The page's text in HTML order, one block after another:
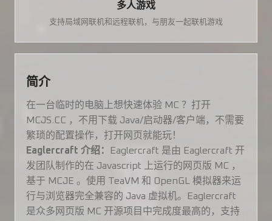
多人游戏
支持局域网联机和远程联机，与朋友一起联机游戏
简介
在一台临时的电脑上想快速体验 MC ？打开
MCJS.CC ，不用下载 Java/启动器/客户端，不需要
繁琐的配置操作，打开网页就能玩！
Eaglercraft 介绍：
Eaglercraft 是由 Eaglercraft 开
发团队制作的在 Javascript 上运行的网页版 MC ，
基于 MCJE 。使用 TeaVM 和 OpenGL 模拟器来运
行与浏览器完全兼容的 Java 虚拟机。Eaglercraft
是众多网页版 MC 开源项目中完成度最高的，支持